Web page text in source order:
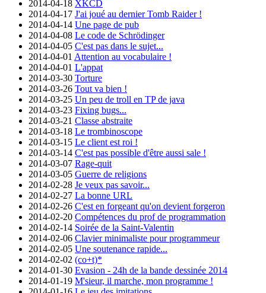
2014-04-18 XKCD
2014-04-17 J'ai joué au dernier Tomb Raider !
2014-04-14 Une page de pub
2014-04-08 Le code de Schrödinger
2014-04-05 C'est pas dans le sujet...
2014-04-01 Attention au vocabulaire !
2014-04-01 L'appat
2014-03-30 Torture
2014-03-26 Tout va bien !
2014-03-25 Un peu de troll en TP de java
2014-03-23 Fixing bugs...
2014-03-21 Classe abstraite
2014-03-18 Le trombinoscope
2014-03-15 Le client est roi !
2014-03-14 C'est pas possible d'être aussi sale !
2014-03-07 Rage-quit
2014-03-05 Guerre de religions
2014-02-28 Je veux pas savoir...
2014-02-27 La bonne URL
2014-02-26 C'est en forgeant qu'on devient forgeron
2014-02-20 Compétences du prof de programmation
2014-02-14 Soirée de la Saint-Valentin
2014-02-06 Clavier minimaliste pour programmeur
2014-02-05 Une soutenance rapide...
2014-02-02 (co+t)*
2014-01-30 Evasion - 24h de la bande dessinée 2014
2014-01-19 M'sieur, il marche, mon programme !